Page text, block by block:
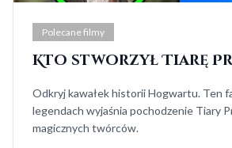
Polecane filmy
Kto stworzył Tiarę
Odkryj kawałek historii Hogwartu. Ten
legendach wyjaśnia pochodzenie Tiary
magicznych twórców.